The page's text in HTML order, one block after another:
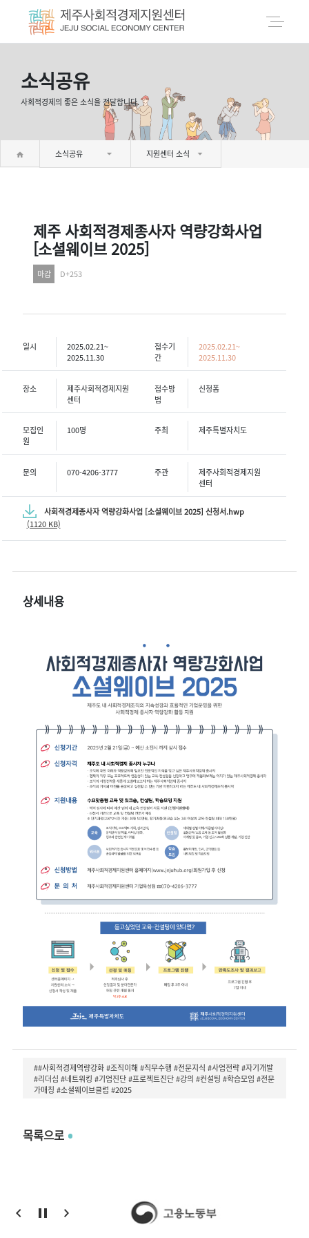
소식공유
사회적경제의 좋은 소식을 전달합니다.
소식공유 지원센터 소식
제주 사회적경제종사자 역량강화사업
[소셜웨이브 2025]
마감 D+253
일시
2025.02.21~
2025.11.30
접수기
간
2025.02.21~
2025.11.30
장소
제주사회적경제지원
센터
접수방
법
신청폼
모집인
원
100명 주최 제주특별자치도
문의 070-4206-3777 주관
제주사회적경제지원
센터
사회적경제종사자 역량강화사업 [소셜웨이브 2025] 신청서.hwp
(1120 KB)
상세내용
##사회적경제역량강화 #조직이해 #직무수행 #전문지식 #사업전략 #자기개발
#리더십 #네트워킹 #기업진단 #프로젝트진단 #강의 #컨설팅 #학습모임 #전문
가매칭 #소셜웨이브클럽 #2025
목록으로